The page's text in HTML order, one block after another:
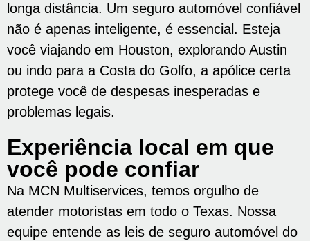
longa distância. Um seguro automóvel confiável
não é apenas inteligente, é essencial. Esteja
você viajando em Houston, explorando Austin
ou indo para a Costa do Golfo, a apólice certa
protege você de despesas inesperadas e
problemas legais.
Experiência local em que
você pode confiar
Na MCN Multiservices, temos orgulho de
atender motoristas em todo o Texas. Nossa
equipe entende as leis de seguro automóvel do